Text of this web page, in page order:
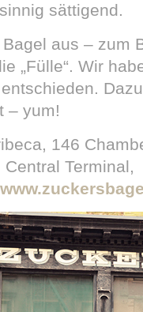
sättigend.
aus – zum
„Fülle“. Wir
– yum!
146
Terminal,